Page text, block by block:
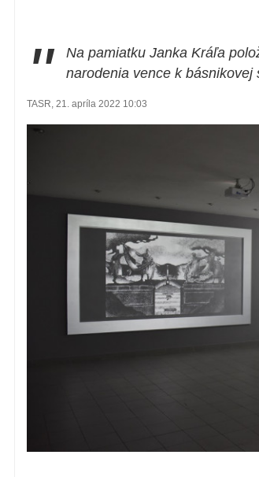
"
Na pamiatku Janka Kráľa
narodenia vence k básnikovej
TASR, 21. apríla 2022 10:03